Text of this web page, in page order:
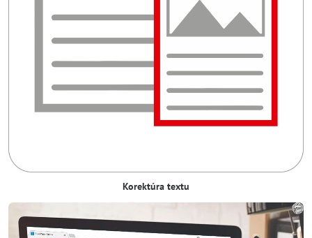
Korektúra textu